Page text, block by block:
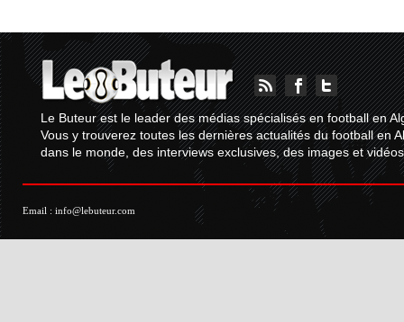
Le Buteur est le leader des médias spécialisés en football en
Vous y trouverez toutes les dernières actualités du football en
dans le monde, des interviews exclusives, des images et
Email : info@lebuteur.com